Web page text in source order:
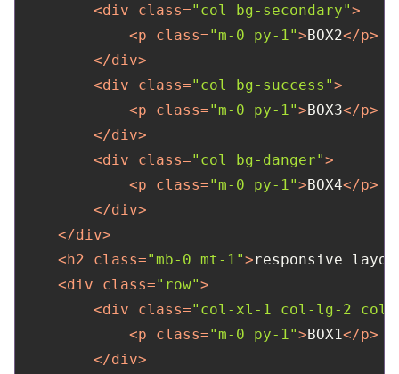
<div class="col bg-secondary">
<p class="m-0 py-1">BOX2</p>
</div>
<div class="col bg-success">
<p class="m-0 py-1">BOX3</p>
</div>
<div class="col bg-danger">
<p class="m-0 py-1">BOX4</p>
</div>
</div>
<h2 class="mb-0 mt-1">responsive
<div class="row">
<div class="col-xl-1 col-lg-2 col-
<p class="m-0 py-1">BOX1</p>
</div>